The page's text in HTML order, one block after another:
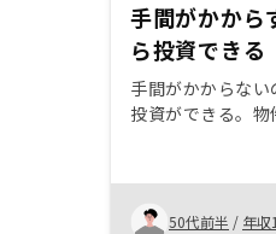
手間がかから
ら投資できる
手間がかからない
投資ができる。物
50代前半 / 年収